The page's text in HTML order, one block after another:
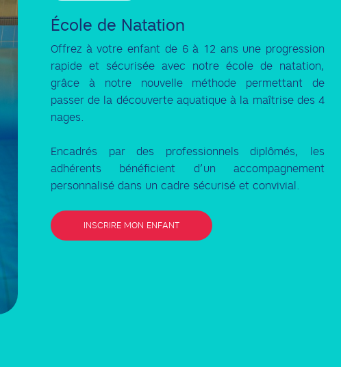
École de Natation
Offrez à votre enfant de 6 à 12 ans une progression
rapide et sécurisée avec notre école de natation,
grâce à notre nouvelle méthode permettant de
passer de la découverte aquatique à la maîtrise des 4
nages.
Encadrés par des professionnels diplômés, les
adhérents bénéficient d’un accompagnement
personnalisé dans un cadre sécurisé et convivial.
INSCRIRE MON ENFANT